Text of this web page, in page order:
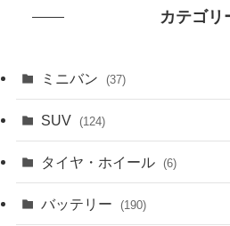
カテゴリ
ミニバン (37)
SUV (124)
タイヤ・ホイール (6)
バッテリー (190)